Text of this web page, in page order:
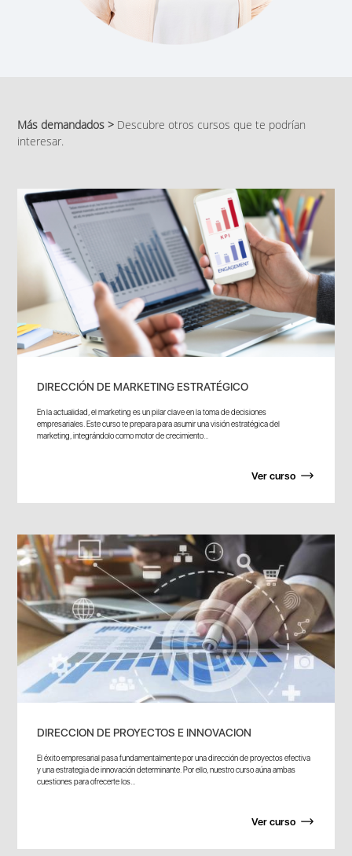
Más demandados > Descubre otros cursos que te podrían
interesar.
DIRECCIÓN DE MARKETING ESTRATÉGICO
En la actualidad, el marketing es un pilar clave en la toma de decisiones
empresariales. Este curso te prepara para asumir una visión estratégica del
marketing, integrándolo como motor de crecimiento...
Ver curso
DIRECCION DE PROYECTOS E INNOVACION
El éxito empresarial pasa fundamentalmente por una dirección de proyectos efectiva
y una estrategia de innovación determinante. Por ello, nuestro curso aúna ambas
cuestiones para ofrecerte los...
Ver curso